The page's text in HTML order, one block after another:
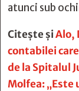
atunci sub
Citește șiAlo,
contabilei
de la Spitalul
Molfea: „Este